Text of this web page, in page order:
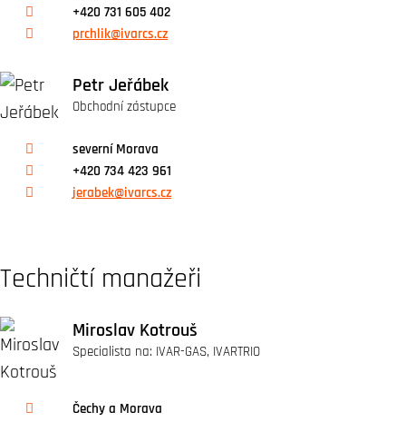
+420 731 605 402
prchlik@ivarcs.cz
Petr Jeřábek
Obchodní zástupce
severní Morava
+420 734 423 961
jerabek@ivarcs.cz
Techničtí manažeři
Miroslav Kotrouš
Specialista na: IVAR-GAS, IVARTRIO
Čechy a Morava